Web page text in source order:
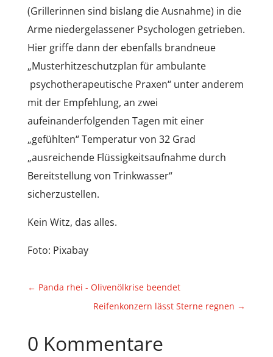
(Grillerinnen sind bislang die Ausnahme) in die
Arme niedergelassener Psychologen getrieben.
Hier griffe dann der ebenfalls brandneue
„Musterhitzeschutzplan für ambulante
psychotherapeutische Praxen“ unter anderem
mit der Empfehlung, an zwei
aufeinanderfolgenden Tagen mit einer
„gefühlten“ Temperatur von 32 Grad
„ausreichende Flüssigkeitsaufnahme durch
Bereitstellung von Trinkwasser“
sicherzustellen.
Kein Witz, das alles.
Foto: Pixabay
← Panda rhei - Olivenölkrise beendet
Reifenkonzern lässt Sterne regnen →
0 Kommentare